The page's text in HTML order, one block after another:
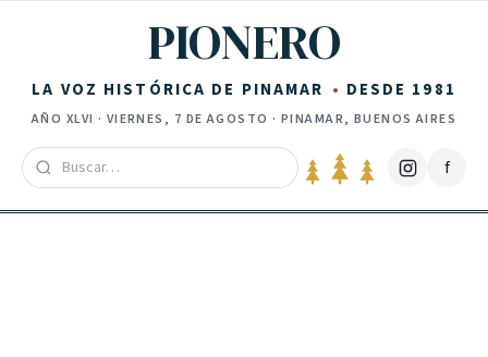
PIONERO
LA VOZ HISTÓRICA DE PINAMAR DESDE 1981
AÑO XLVI · VIERNES, 7 DE AGOSTO · PINAMAR, BUENOS AIRES
f